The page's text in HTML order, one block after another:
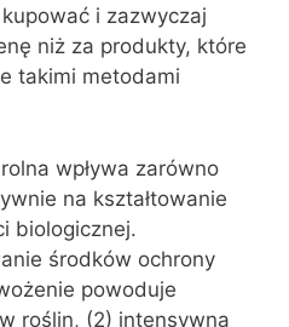
i zazwyczaj
niż za produkty, które
takimi metodami
wpływa zarówno
na kształtowanie
biologicznej.
środków ochrony
powoduje
roślin, (2) intensywna